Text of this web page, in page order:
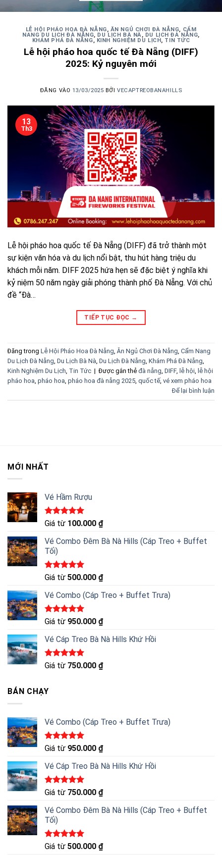
LỄ HỘI PHÁO HOA ĐÀ NẴNG, ĂN NGỦ CHƠI ĐÀ NẴNG, CẨM
NANG DU LỊCH ĐÀ NẴNG, DU LỊCH BÀ NÀ, DU LỊCH ĐÀ NẴNG,
KHÁM PHÁ ĐÀ NẴNG, KINH NGHIỆM DU LỊCH, TIN TỨC
Lễ hội pháo hoa quốc tế Đà Nẵng (DIFF)
2025: Kỷ nguyên mới
ĐĂNG VÀO 13/03/2025 BỞIVECAPTREOBANAHILLS
13
Th3
Lễ hội pháo hoa quốc tế Đà Nẵng (DIFF) đã trở thành một
sự kiện văn hóa và du lịch nổi bật, thu hút hàng triệu du
khách mỗi năm. DIFF 2025 hứa hẹn sẽ đặc biệt ý nghĩa khi
kỷ niệm 50 năm ngày giải phóng thành phố Đà Nẵng. Với chủ
đề “Đà…
TIẾP TỤC ĐỌC →
Đăng trong Lễ Hội Pháo Hoa Đà Nẵng Ăn Ngủ Chơi Đà Nẵng Cẩm Nang
Du Lịch Đà Nẵng Du Lịch Bà Nà Du Lịch Đà Nẵng Khám Phá Đà Nẵng
Kinh Nghiệm Du Lịch Tin Tức | Được gắn thẻ đà nẵng DIFF, lễ hội
lễ hội
pháo hoa pháo hoa pháo hoa đà nẵng 2025 quốc tế vé xem pháo hoa
Để lại bình luận
MỚI NHẤT
Vé Hầm Rượu
Được xếp
5 sao
Giá từ 100.000 ₫
Vé Combo Đêm Bà Nà Hills (Cáp Treo + Buffet
Tối)
Được xếp
5 sao
Giá từ 500.000 ₫
Vé Combo (Cáp Treo + Buffet Trưa)
Được xếp
5 sao
Giá từ 950.000 ₫
Vé Cáp Treo Bà Nà Hills Khứ Hồi
Được xếp
Giá từ 750.000 ₫
BÁN CHẠY
Vé Combo (Cáp Treo + Buffet Trưa)
Được xếp
5 sao
Giá từ 950.000 ₫
Vé Cáp Treo Bà Nà Hills Khứ Hồi
Được xếp
5 sao
Giá từ 750.000 ₫
Vé Combo Đêm Bà Nà Hills (Cáp Treo + Buffet
Tối)
Được xếp
Giá từ 500.000 ₫